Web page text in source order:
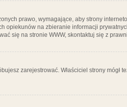
prawo, wymagające, aby strony
opiekunów na zbieranie informacji
się na stronie WWW, skontaktuj się z
zarejestrować. Właściciel strony mógł